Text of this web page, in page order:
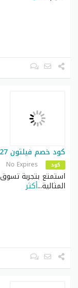
كود خصم فيلتون 2027 بقيمة 35% على كافة الأزياء والملابس
كود No Expires
المثالية...أكثر